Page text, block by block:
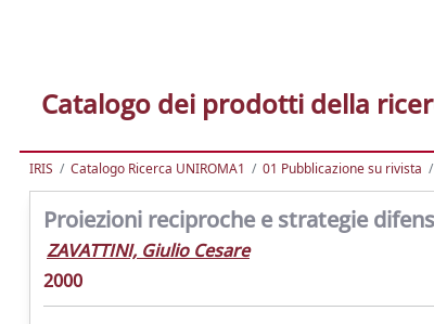
Catalogo dei prodotti della
IRIS Catalogo Ricerca UNIROMA1 01 Pubblicazione su rivista
Proiezioni reciproche e strategie
ZAVATTINI, Giulio Cesare
2000